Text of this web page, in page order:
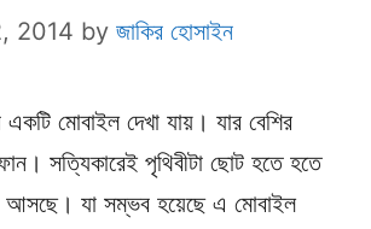
2014 by জাকির হোসাইন
মোবাইল দেখা যায়। যার বেশির
সত্যিকারেই পৃথিবীটা ছোট হতে হতে
আসছে। যা সম্ভব হয়েছে এ মোবাইল